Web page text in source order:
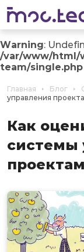
Warning:
/var/www/html/
team/single.php
Главная Блог
управления
Как
системы